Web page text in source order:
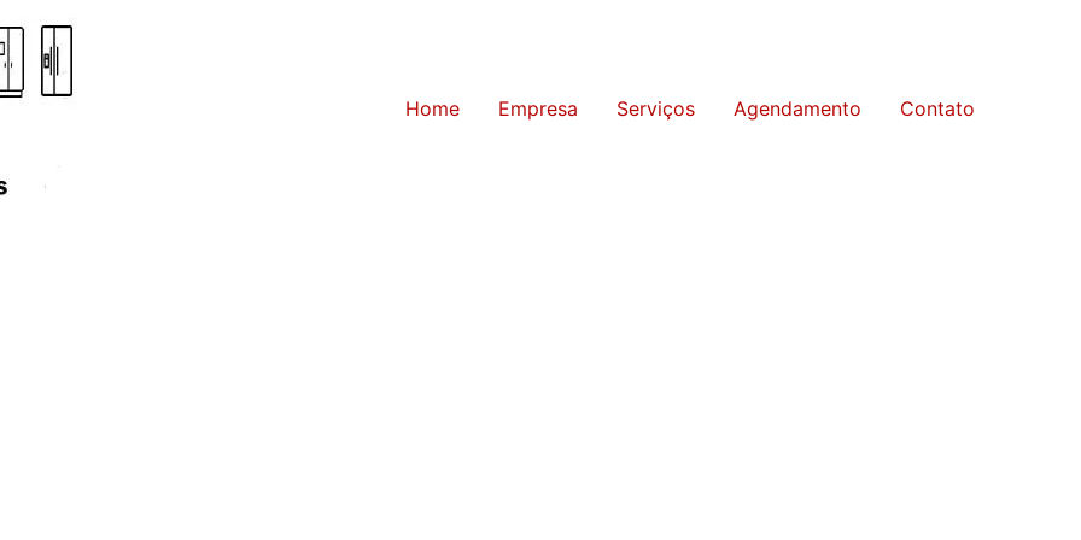
Home Empresa Serviços Agendamento Contato